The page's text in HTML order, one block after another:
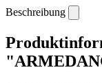
Beschreibung